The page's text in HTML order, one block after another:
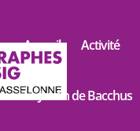
Accueil Activité
Le Jardin de Bacchus